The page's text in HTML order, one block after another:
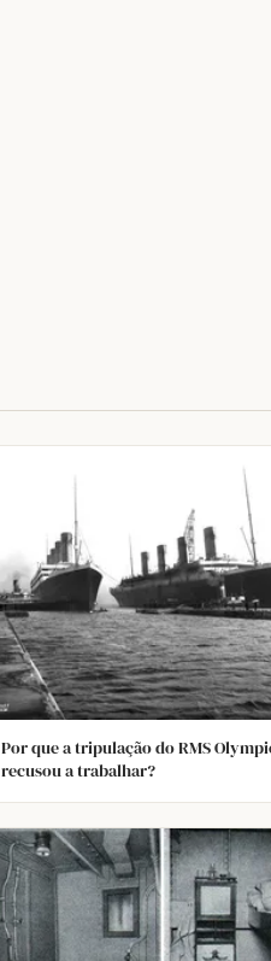
Por que a tripulação do RMS
recusou a trabalhar?